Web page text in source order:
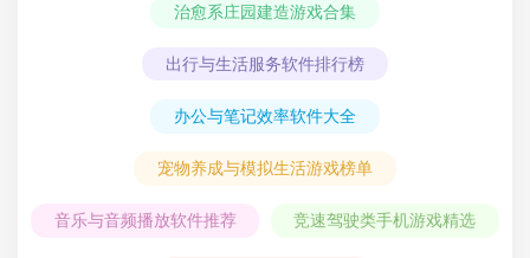
治愈系庄园建造游戏合集
出行与生活服务软件排行榜
办公与笔记效率软件大全
宠物养成与模拟生活游戏榜单
音乐与音频播放软件推荐 竞速驾驶类手机游戏精选